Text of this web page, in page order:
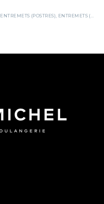
ENTREMETS (POSTRES) ENTREMETS (POSTRES)